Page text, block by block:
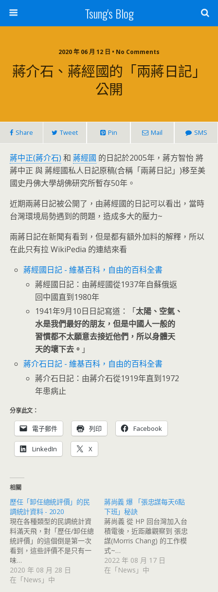
Tsung's Blog
2020 年 06 月 12 日 • No Comments
蔣介石、蔣經國的「兩蔣日記」
公開
Share Tweet Pin Mail SMS
蔣中正(蔣介石) 和 蔣經國 的日記於2005年，蔣方智怡 將
蔣中正 與 蔣經國私人日記原稿(合稱「兩蔣日記」)移至美
國史丹佛大學胡佛研究所暫存50年。
近期兩蔣日記被公開了，由蔣經國的日記可以看出，當時
台灣環境局勢遇到的問題，造成多大的壓力~
兩蔣日記在新聞有看到，但是都有額外加料的解釋，所以
在此只有拉 WikiPedia 的連結來看
蔣經國日記 - 維基百科，自由的百科全書
蔣經國日記：由蔣經國從1937年自蘇俄返
回中國直到1980年
1941年9月10日日記寫道：「太陽、空氣、
水是我們最好的朋友，但是中國人一般的
習慣都不太願意去接近他們，所以身體天
天的壞下去。 」
蔣介石日記 - 維基百科，自由的百科全書
蔣介石日記：由蔣介石從1919年直到1972
年患病止
分享此文：
電子郵件 列印 Facebook
LinkedIn X
相關
歷任「卸任總統評價」的民
調統計資料 - 2020
現在各種類型的民調統計資
料滿天飛，對「歷任/卸任總
統評價」的這個倒是第一次
看到，這些評價不是只有一
味…
2020 年 08 月 28 日
在「News」中
蔣尚義 爆 「張忠謀每天6點
下班」秘訣
蔣尚義 從 HP 回台灣加入台
積電後，近距離觀察到 張忠
謀(Morris Chang) 的工作模
式~…
2022 年 08 月 17 日
在「News」中